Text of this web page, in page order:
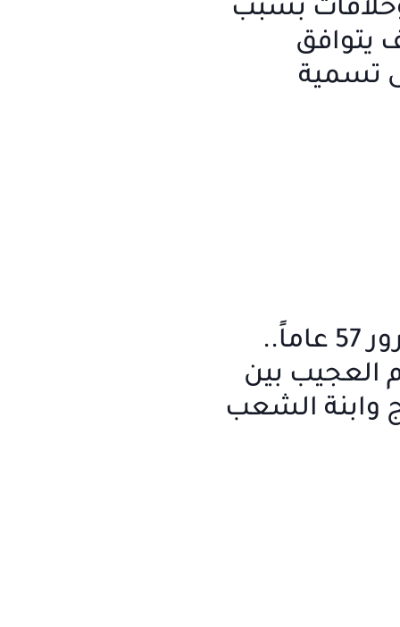
بسبب
يتوافق
تسمية
بمناسبة مرور 57 عاماً..
العجيب بين
وابنة الشعب